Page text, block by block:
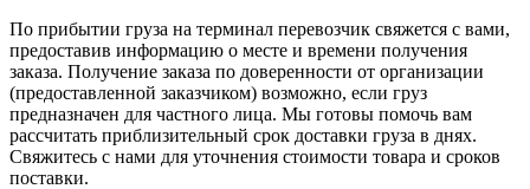
По прибытии груза на терминал перевозчик свяжется с вами,
предоставив информацию о месте и времени получения
заказа. Получение заказа по доверенности от организации
(предоставленной заказчиком) возможно, если груз
предназначен для частного лица. Мы готовы помочь вам
рассчитать приблизительный срок доставки груза в днях.
Свяжитесь с нами для уточнения стоимости товара и сроков
поставки.